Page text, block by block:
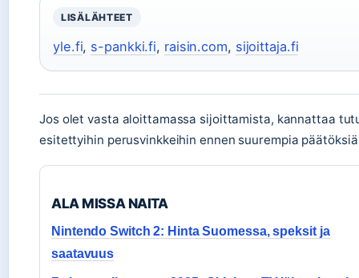
LISÄLÄHTEET
yle.fi, s-pankki.fi, raisin.com, sijoittaja.fi
Jos olet vasta aloittamassa sijoittamista, kannattaa
esitettyihin perusvinkkeihin ennen suurempia
ALA MISSA NAITA
Nintendo Switch 2: Hinta Suomessa, speksit ja
saatavuus